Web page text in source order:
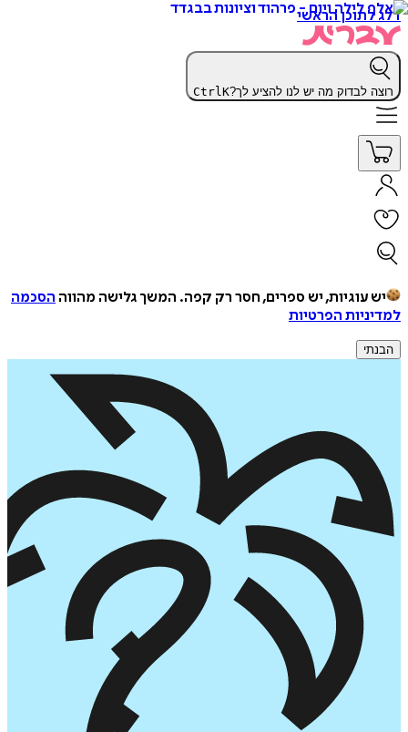
דלג לתוכן הראשי
רוצה לבדוק מה יש לנו להציע לך? CtrlK
יש עוגיות, יש ספרים, חסר רק קפה. המשך גלישה מהווה הסכמה
למדיניות הפרטיות
הבנתי